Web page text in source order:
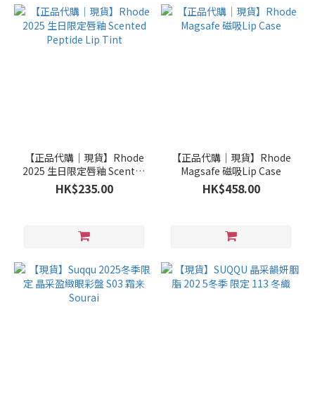
【正品代購｜現貨】Rhode
2025 生日限定唇釉 Scented
Peptide Lip Tint
HK$235.00
【正品代購｜現貨】Rhode
Magsafe 磁吸Lip Case
HK$458.00